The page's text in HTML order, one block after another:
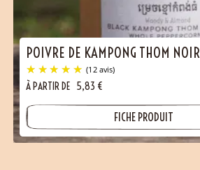
POIVRE DE KAMPONG THOM NOIR
À PARTIR DE 5,83 €
FICHE PRODUIT